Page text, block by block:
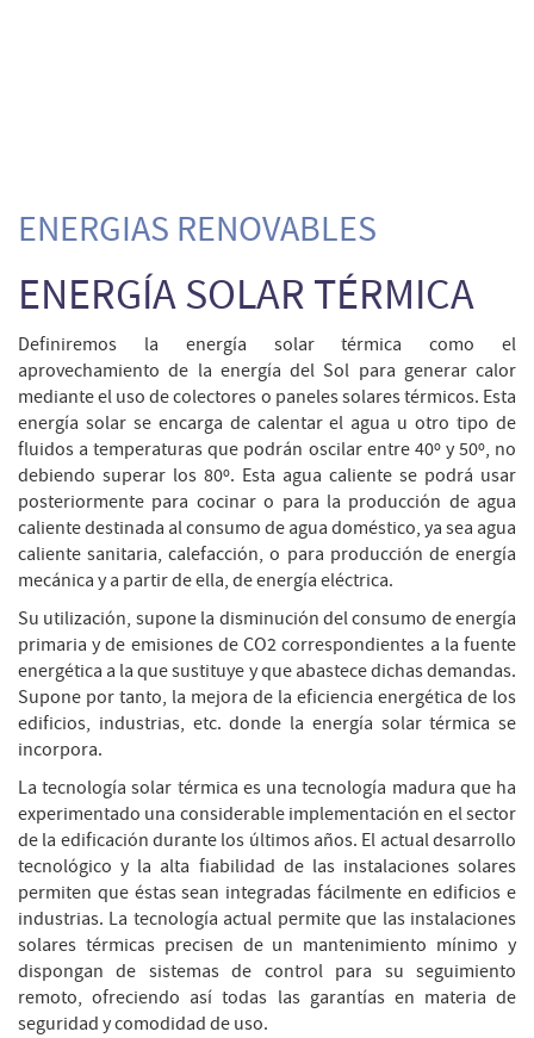
ENERGIAS RENOVABLES
ENERGÍA SOLAR TÉRMICA
Definiremos la energía solar térmica como el
aprovechamiento de la energía del Sol para generar calor
mediante el uso de colectores o paneles solares térmicos. Esta
energía solar se encarga de calentar el agua u otro tipo de
fluidos a temperaturas que podrán oscilar entre 40º y 50º, no
debiendo superar los 80º. Esta agua caliente se podrá usar
posteriormente para cocinar o para la producción de agua
caliente destinada al consumo de agua doméstico, ya sea agua
caliente sanitaria, calefacción, o para producción de energía
mecánica y a partir de ella, de energía eléctrica.
Su utilización, supone la disminución del consumo de energía
primaria y de emisiones de CO2 correspondientes a la fuente
energética a la que sustituye y que abastece dichas demandas.
Supone por tanto, la mejora de la eficiencia energética de los
edificios, industrias, etc. donde la energía solar térmica se
incorpora.
La tecnología solar térmica es una tecnología madura que ha
experimentado una considerable implementación en el sector
de la edificación durante los últimos años. El actual desarrollo
tecnológico y la alta fiabilidad de las instalaciones solares
permiten que éstas sean integradas fácilmente en edificios e
industrias. La tecnología actual permite que las instalaciones
solares térmicas precisen de un mantenimiento mínimo y
dispongan de sistemas de control para su seguimiento
remoto, ofreciendo así todas las garantías en materia de
seguridad y comodidad de uso.